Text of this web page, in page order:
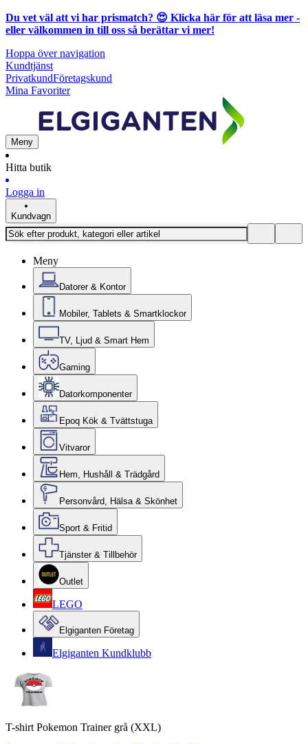
Du vet väl att vi har prismatch? 😍 Klicka här för att läsa mer -
eller välkommen in till oss så berättar vi mer!
Hoppa över navigation
Kundtjänst
PrivatkundFöretagskund
Mina Favoriter
Meny
Hitta butik
Logga in
Kundvagn
Meny
Datorer & Kontor
Mobiler, Tablets & Smartklockor
TV, Ljud & Smart Hem
Gaming
Datorkomponenter
Epoq Kök & Tvättstuga
Vitvaror
Hem, Hushåll & Trädgård
Personvård, Hälsa & Skönhet
Sport & Fritid
Tjänster & Tillbehör
Outlet
LEGO
Elgiganten Företag
Elgiganten Kundklubb
T-shirt Pokemon Trainer grå (XXL)